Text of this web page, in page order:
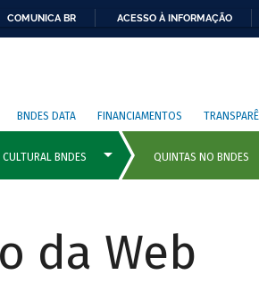
COMUNICA BR ACESSO À INFORMAÇÃO
BNDES DATA FINANCIAMENTOS
da Web